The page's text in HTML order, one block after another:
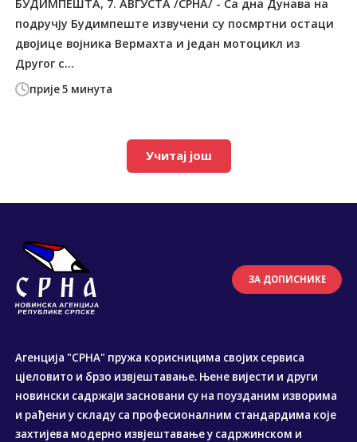
прије 5 минута
БУДИМПЕШТА, 7. АВГУСТА /СРНА/ - Са дна Дунава на
подручју Будимпеште извучени су посмртни остаци
двојице војника Вермахта и један мотоцикл из
Другог с...
Учитај још
ЗА ДОПИСНИКЕ
Агенција "СРНА" пружа корисницима својих сервиса
цјеловито и брзо извјештавање. Њене вијести и други
новински садржаји засновани су на поузданим изворима
и рађени у складу са професионалним стандардима које
захтијева модерно извјештавање у садржинском и